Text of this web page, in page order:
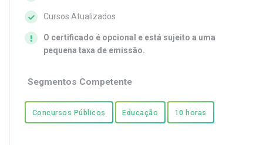
Cursos Atualizados
O certificado é opcional e está sujeito a uma
pequena taxa de emissão.
Segmentos Competente
Concursos Públicos Educação 10 horas